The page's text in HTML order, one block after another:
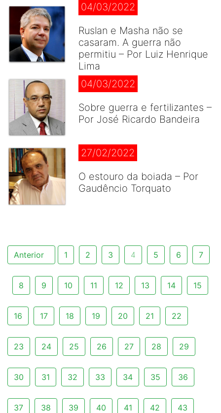
04/03/2022
Ruslan e Masha não se
casaram. A guerra não
permitiu – Por Luiz Henrique
Lima
04/03/2022
Sobre guerra e fertilizantes –
Por José Ricardo Bandeira
27/02/2022
O estouro da boiada – Por
Gaudêncio Torquato
Anterior 1 2 3 4 5 6 7
8 9 10 11 12 13 14 15
16 17 18 19 20 21 22
23 24 25 26 27 28 29
30 31 32 33 34 35 36
37 38 39 40 41 42 43